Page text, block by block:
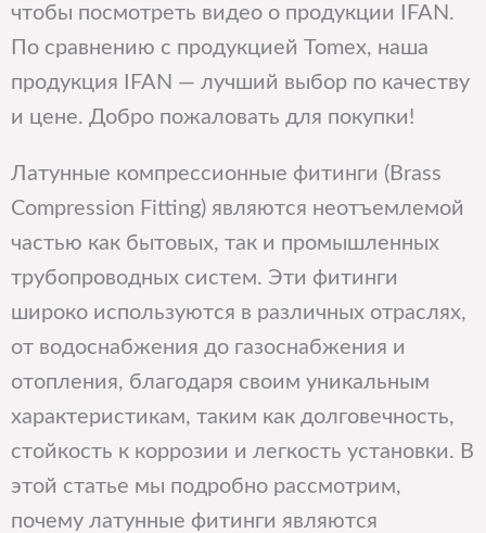
чтобы посмотреть видео о продукции IFAN.
По сравнению с продукцией Tomex, наша
продукция IFAN — лучший выбор по качеству
и цене. Добро пожаловать для покупки!
Латунные компрессионные фитинги (Brass
Compression Fitting) являются неотъемлемой
частью как бытовых, так и промышленных
трубопроводных систем. Эти фитинги
широко используются в различных отраслях,
от водоснабжения до газоснабжения и
отопления, благодаря своим уникальным
характеристикам, таким как долговечность,
стойкость к коррозии и легкость установки. В
этой статье мы подробно рассмотрим,
почему латунные фитинги являются